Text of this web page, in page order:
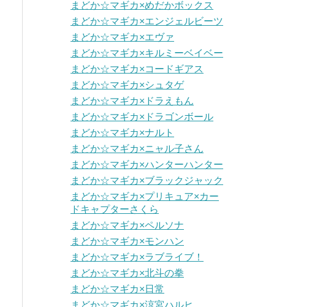
まどか☆マギカ×めだかボックス
まどか☆マギカ×エンジェルビーツ
まどか☆マギカ×エヴァ
まどか☆マギカ×キルミーベイベー
まどか☆マギカ×コードギアス
まどか☆マギカ×シュタゲ
まどか☆マギカ×ドラえもん
まどか☆マギカ×ドラゴンボール
まどか☆マギカ×ナルト
まどか☆マギカ×ニャル子さん
まどか☆マギカ×ハンターハンター
まどか☆マギカ×ブラックジャック
まどか☆マギカ×プリキュア×カー
ドキャプターさくら
まどか☆マギカ×ペルソナ
まどか☆マギカ×モンハン
まどか☆マギカ×ラブライブ！
まどか☆マギカ×北斗の拳
まどか☆マギカ×日常
まどか☆マギカ×涼宮ハルヒ